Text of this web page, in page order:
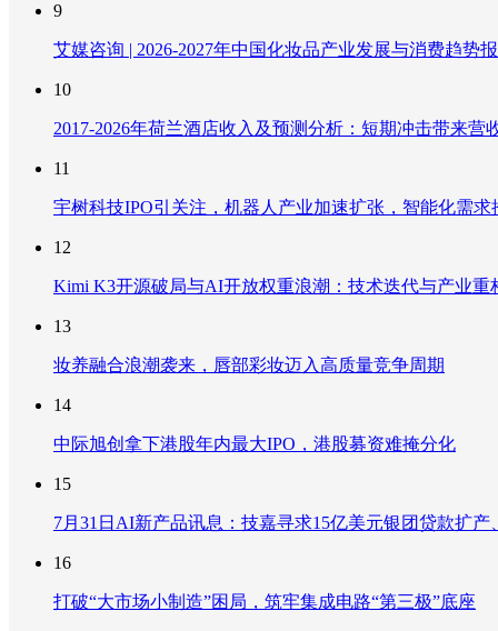
9
艾媒咨询 | 2026-2027年中国化妆品产业发展与消费趋势
10
2017-2026年荷兰酒店收入及预测分析：短期冲击带来
11
宇树科技IPO引关注，机器人产业加速扩张，智能化需求
12
Kimi K3开源破局与AI开放权重浪潮：技术迭代与产业重
13
妆养融合浪潮袭来，唇部彩妆迈入高质量竞争周期
14
中际旭创拿下港股年内最大IPO，港股募资难掩分化
15
7月31日AI新产品讯息：技嘉寻求15亿美元银团贷款扩
16
打破“大市场小制造”困局，筑牢集成电路“第三极”底座